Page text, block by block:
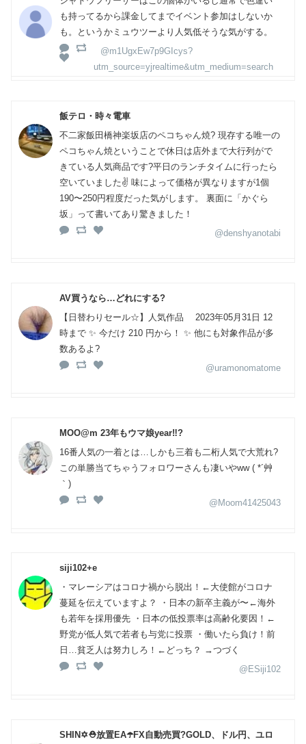
も持ってるから課金してまでイベント参加はしないか
も。というかミュウツーより人気低そうな気がする。
@m1UgxEw7p9GIcys?
utm_source=yjrealtime&utm_medium=search
飯テロ・時々電車
不二家飯田橋神楽坂店のペコちゃん焼? 現存する唯一の
ペコちゃん焼ということで休日は店外まで大行列がで
きている人気商品です?平日のランチタイムに行ったら
空いていました✌️ 味によって価格が異なりますが1個
190〜250円程度だった気がします。 裏面に「かぐら
坂」って書いてあり驚きました！
@denshyanotabi
AV買うなら…どれにする?
【日替わりセール☆】人気作品 2023年05月31日 12
時まで ✨ 今だけ 210 円から！ ✨ 他にも対象作品が多
数あるよ?
@uramonomatome
MOO@m 23年もウマ娘year‼️?
16番人気の一着とは…しかも三着も二桁人気で大荒れ?
この単勝当てちゃうフォロワーさんも凄いやww ( *´艸
｀)
@Moom41425043
siji102+e
・マレーシアはコロナ禍から脱出！←大使館がコロナ
蔓延を伝えていますよ？ ・日本の新卒主義が〜←海外
も若年を採用優先 ・日本の低投票率は高齢化要因！←
野党が低人気で若者も与党に投票 ・働いたら負け！前
日…貧乏人は努力しろ！←どっち？ →つづく
@ESiji102
SHIN✡️⛑放置EA☂️FX自動売買?GOLD、ドル円、ユロ